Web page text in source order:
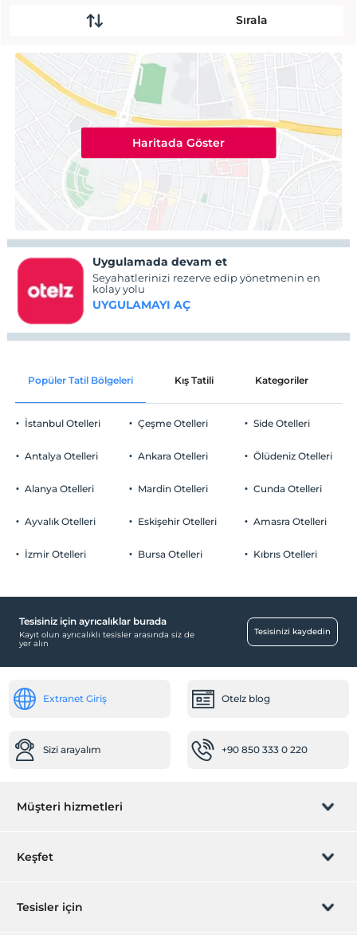
Sırala
Haritada Göster
Uygulamada devam et
Seyahatlerinizi rezerve edip yönetmenin en
kolay yolu
UYGULAMAYI AÇ
Popüler Tatil Bölgeleri Kış Tatili Kategoriler
İstanbul Otelleri
Antalya Otelleri
Alanya Otelleri
Ayvalık Otelleri
İzmir Otelleri
Çeşme Otelleri
Ankara Otelleri
Mardin Otelleri
Eskişehir Otelleri
Bursa Otelleri
Side Otelleri
Ölüdeniz Otelleri
Cunda Otelleri
Amasra Otelleri
Kıbrıs Otelleri
Tesisiniz için ayrıcalıklar burada
Kayıt olun ayrıcalıklı tesisler arasında siz de
yer alın
Tesisinizi kaydedin
Extranet Giriş Otelz blog
Sizi arayalım +90 850 333 0 220
Müşteri hizmetleri
Rezervasyon yönet
Keşfet
Hediye Kart
Tesisler için